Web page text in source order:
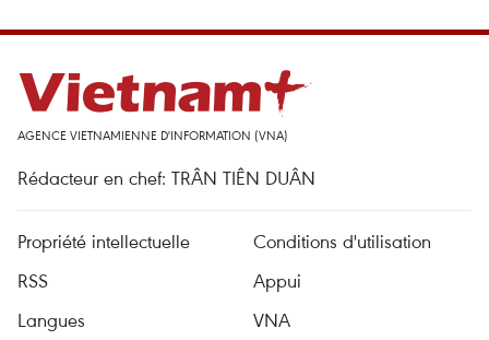
AGENCE VIETNAMIENNE D'INFORMATION (VNA)
Rédacteur en chef: TRÂN TIÊN DUÂN
Propriété intellectuelle
Conditions d'utilisation
RSS
Appui
Langues
VNA